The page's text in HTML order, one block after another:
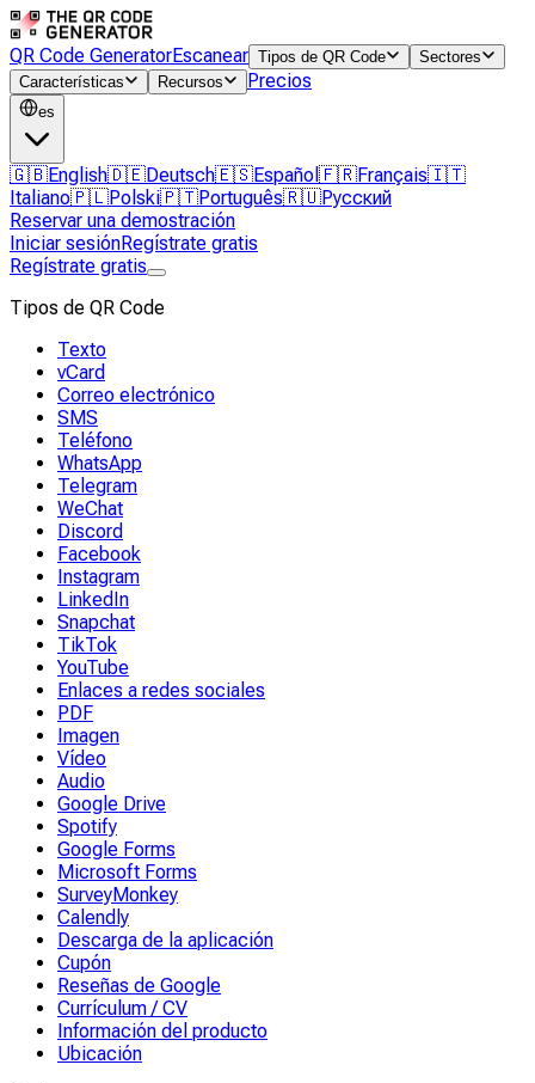
QR Code GeneratorEscanear Tipos de QR Code
Sectores
Características
Recursos Precios
es
🇬🇧English🇩🇪Deutsch🇪🇸Español 🇫🇷Français🇮🇹
Italiano🇵🇱Polski🇵🇹Português🇷🇺Русский
Reservar una demostración
Iniciar sesiónRegístrate gratis
Regístrate gratis
Tipos de QR Code
Texto
vCard
Correo electrónico
SMS
Teléfono
WhatsApp
Telegram
WeChat
Discord
Facebook
Instagram
LinkedIn
Snapchat
TikTok
YouTube
Enlaces a redes sociales
PDF
Imagen
Vídeo
Audio
Google Drive
Spotify
Google Forms
Microsoft Forms
SurveyMonkey
Calendly
Descarga de la aplicación
Cupón
Reseñas de Google
Currículum / CV
Información del producto
Ubicación